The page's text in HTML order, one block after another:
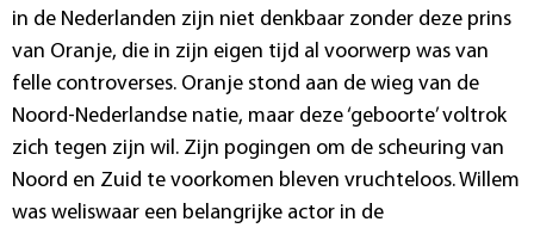
in de Nederlanden zijn niet denkbaar zonder deze prins
van Oranje, die in zijn eigen tijd al voorwerp was van
felle controverses. Oranje stond aan de wieg van de
Noord-Nederlandse natie, maar deze ‘geboorte’ voltrok
zich tegen zijn wil. Zijn pogingen om de scheuring van
Noord en Zuid te voorkomen bleven vruchteloos. Willem
was weliswaar een belangrijke actor in de